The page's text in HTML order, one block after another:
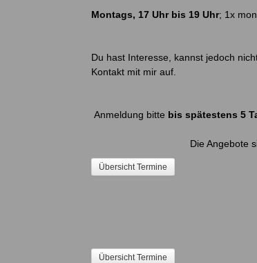
Montags, 17 Uhr bis 19 Uhr; 1x
Du hast Interesse, kannst jedoch
Kontakt mit mir auf.
Anmeldung bitte bis spätestens 5
Die Angebote
Übersicht Termine
Übersicht Termine